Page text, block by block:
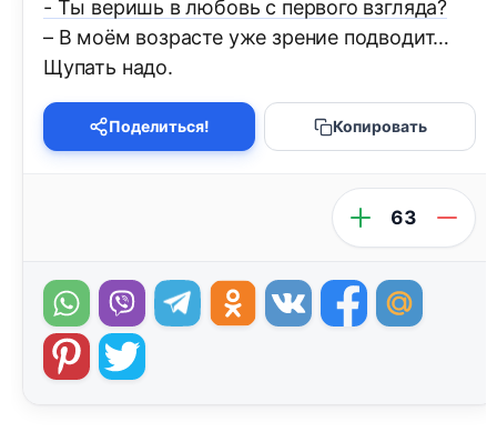
- Ты веришь в любовь с первого взгляда?
– В моём возрасте уже зрение подводит…
Щупать надо.
Поделиться! Копировать
63